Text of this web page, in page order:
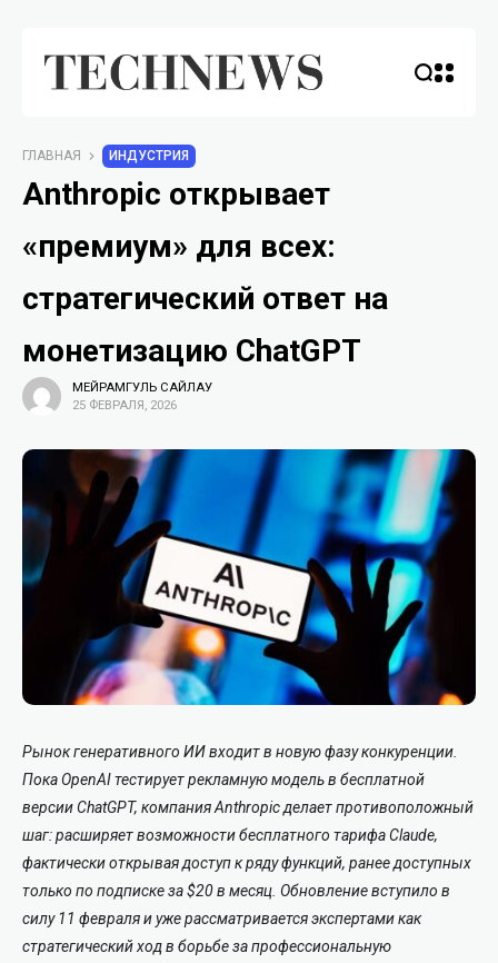
ГЛАВНАЯ ИНДУСТРИЯ
Anthropic открывает
«премиум» для всех:
стратегический ответ на
монетизацию ChatGPT
МЕЙРАМГУЛЬ САЙЛАУ
25 ФЕВРАЛЯ, 2026
Рынок генеративного ИИ входит в новую фазу конкуренции.
Пока OpenAI тестирует рекламную модель в бесплатной
версии ChatGPT, компания Anthropic делает противоположный
шаг:расширяет возможности бесплатного тарифа Claude,
фактически открывая доступ к ряду функций, ранее доступных
только по подписке за $20 в месяц. Обновление вступило в
силу 11 февраля и уже рассматривается экспертами как
стратегический ход в борьбе за профессиональную